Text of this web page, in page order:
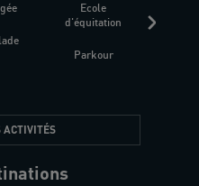
Ecole
d'équitation
Parkour
ACTIVITÉS